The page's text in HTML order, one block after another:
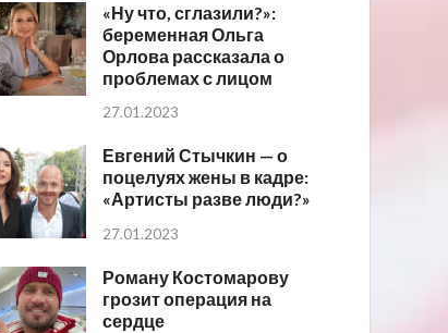
«Ну что, сглазили?»:
беременная Ольга
Орлова рассказала о
проблемах с лицом
27.01.2023
Евгений Стычкин — о
поцелуях жены в кадре:
«Артисты разве люди?»
27.01.2023
Роману Костомарову
грозит операция на
сердце